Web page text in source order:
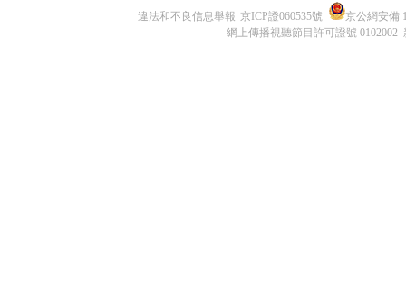
違法和不良信息舉報 京ICP證060535號
京公網安備
網上傳播視聽節目許可證號 0102002